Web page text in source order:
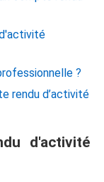
?
rendu d’activité
d'activité